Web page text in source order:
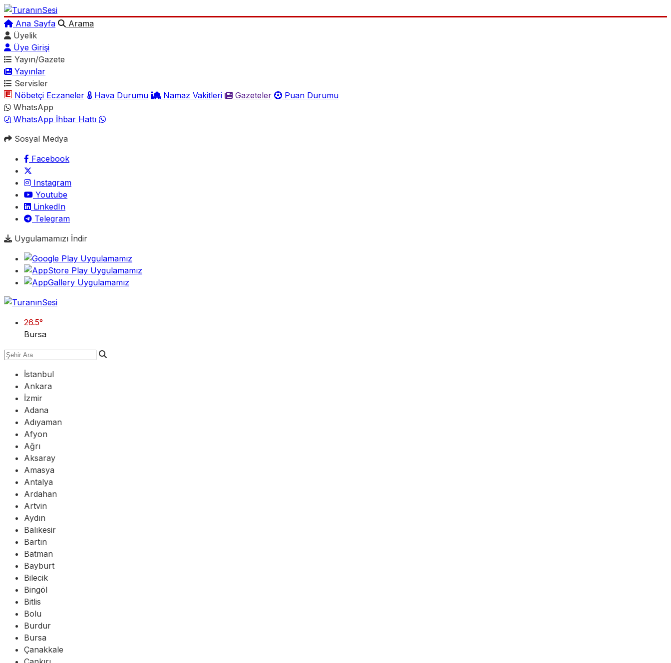
Ana Sayfa
Arama
Üyelik
Üye Girişi
Yayın/Gazete
Yayınlar
Servisler
Nöbetçi Eczaneler
Hava Durumu Namaz Vakitleri Gazeteler
Puan Durumu
WhatsApp
WhatsApp İhbar Hattı
Sosyal Medya
Facebook
Instagram
Youtube
LinkedIn
Telegram
Uygulamamızı İndir
26.5°
Bursa
İstanbul
Ankara
İzmir
Adana
Adıyaman
Afyon
Ağrı
Aksaray
Amasya
Antalya
Ardahan
Artvin
Aydın
Balıkesir
Bartın
Batman
Bayburt
Bilecik
Bingöl
Bitlis
Bolu
Burdur
Bursa
Çanakkale